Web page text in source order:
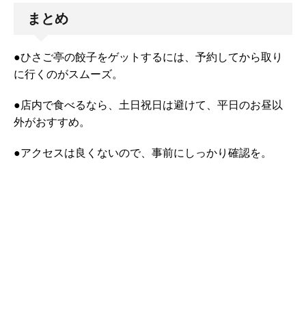
まとめ
●ひさご亭の餃子をゲットするには、予約してから取り
に行くのがスムーズ。
●店内で食べるなら、土日祝日は避けて、平日のお昼以
外がおすすめ。
●アクセスは良くないので、事前にしっかり確認を。